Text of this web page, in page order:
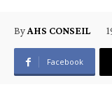
ByAHS CONSEIL
Facebook